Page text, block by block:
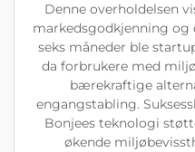
Denne overholdelsen
markedsgodkjenning og
seks måneder ble
da forbrukere med
bærekraftige
engangstabling.
Bonjees teknologi
økende